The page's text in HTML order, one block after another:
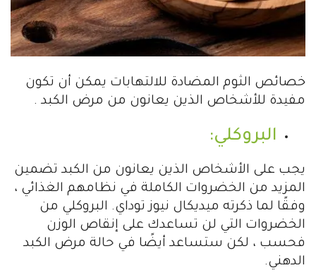
خصائص الثوم المضادة للالتهابات يمكن أن تكون
مفيدة للأشخاص الذين يعانون من مرض الكبد .
البروكلي:
يجب على الأشخاص الذين يعانون من الكبد تضمين
المزيد من الخضروات الكاملة في نظامهم الغذائي ،
وفقًا لما ذكرته ميديكال نيوز توداي. البروكلي من
الخضروات التي لن تساعدك على إنقاص الوزن
فحسب ، لكن ستساعد أيضًا في حالة مرض الكبد
الدهني.